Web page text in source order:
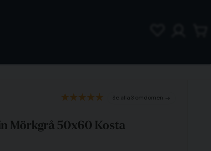
3 omdömen
Mörkgrå 50x60 Kosta